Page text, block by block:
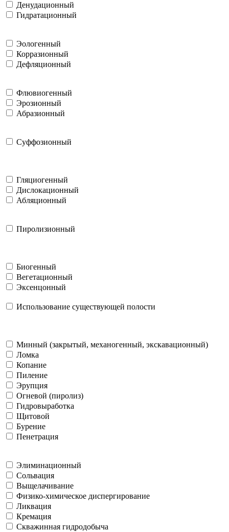
Денудационный
Гидратационный
Эологенный
Корразионный
Дефляционный
Флювиогенный
Эрозионный
Абразионный
Суффозионный
Гляциогенный
Дислокационный
Абляционный
Пиролизионный
Биогенный
Вегетационный
Эксенцонный
Использование существующей полости
Минный (закрытый, механогенный, экскавационный)
Ломка
Копание
Пиление
Эрупция
Огневой (пиролиз)
Гидровыработка
Щитовой
Бурение
Пенетрация
Элиминационный
Сольвация
Выщелачивание
Физико-химическое диспергирование
Ликвация
Кремация
Скважинная гидродобыча